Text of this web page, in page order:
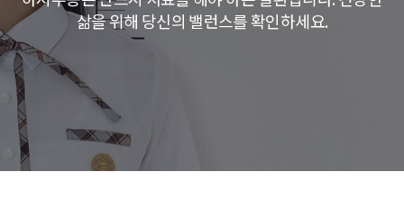
삶을 위해 당신의 밸런스를 확인하세요.